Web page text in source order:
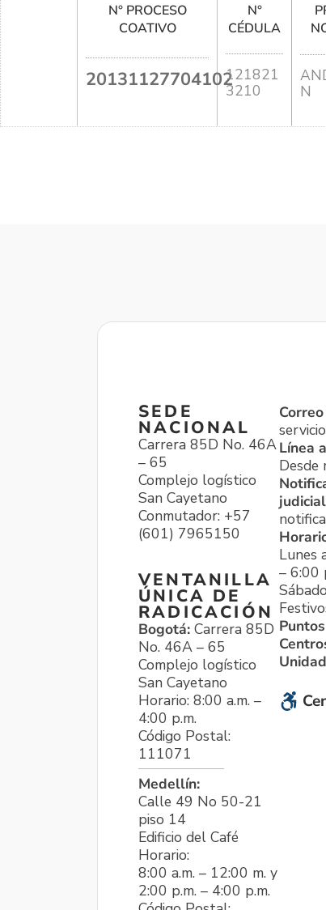
N° PROCESO
COATIVO
20131127704102
N°
CÉDULA
121821
3210
N
SEDE
NACIONAL
Carrera 85D No. 46A
– 65
Complejo logístico
San Cayetano
Conmutador: +57
(601) 7965150
VENTANILLA
ÚNICA DE
RADICACIÓN
Bogotá: Carrera 85D
No. 46A – 65
Complejo logístico
San Cayetano
Horario: 8:00 a.m. –
4:00 p.m.
Código Postal:
111071
Medellín:
Calle 49 No 50-21
piso 14
Edificio del Café
Horario:
8:00 a.m. – 12:00 m. y
2:00 p.m. – 4:00 p.m.
Línea
Desde
Lunes
– 6:00